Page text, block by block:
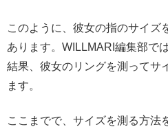
このように、彼女の指のサイズ
あります。WILLMARI編集部で
結果、彼女のリングを測ってサ
ます。
ここまでで、サイズを測る方法